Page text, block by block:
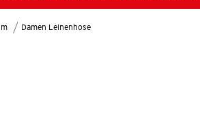
Damen Leinenhose